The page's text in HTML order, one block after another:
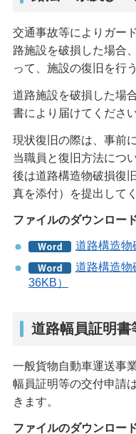
交通事故等によりガー
路施設を破損した場合
って、施設の復旧を行
道路施設を破損した場
書により届けてください
現状復旧の際は、事前
当職員と復旧方法につ
後は道路構造物破損復
真を添付）を提出して
ファイルのダウンロー
道路構造物
道路構造物
36KB）
道路幅員証明書
一般貨物自動車運送事
幅員証明等の交付申請
きます。
ファイルのダウンロー